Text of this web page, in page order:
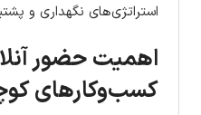
استراتژی‌های نگهداری و
اهمیت حضور
کسب‌وکارهای